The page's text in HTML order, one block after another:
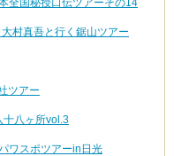
村真吾と行く鋸山ツアー
ツアー
十八ヶ所vol.3
ワスポツアーin日光